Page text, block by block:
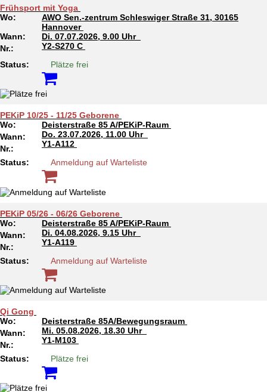
Frühsport mit Yoga
Wo:
AWO Sen.-zentrum Schleswiger Straße 31, 30165
Hannover
Wann:
Di. 07.07.2026, 9.00 Uhr
Nr.:
Y2-S270 C
Status:
Plätze frei
PEKiP 10/25 - 11/25 Geborene
Wo:
Deisterstraße 85 A/PEKiP-Raum
Wann:
Do. 23.07.2026, 11.00 Uhr
Nr.:
Y1-A112
Status:
Anmeldung auf Warteliste
PEKiP 05/26 - 06/26 Geborene
Wo:
Deisterstraße 85 A/PEKiP-Raum
Wann:
Di. 04.08.2026, 9.15 Uhr
Nr.:
Y1-A119
Status:
Anmeldung auf Warteliste
Qi Gong
Wo:
Deisterstraße 85A/Bewegungsraum
Wann:
Mi. 05.08.2026, 18.30 Uhr
Nr.:
Y1-M103
Status:
Plätze frei